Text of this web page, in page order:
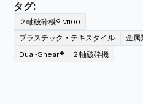
タグ:
２軸破砕機® M100
プラスチック・テキスタイル 金属
Dual-Shear® ２軸破砕機